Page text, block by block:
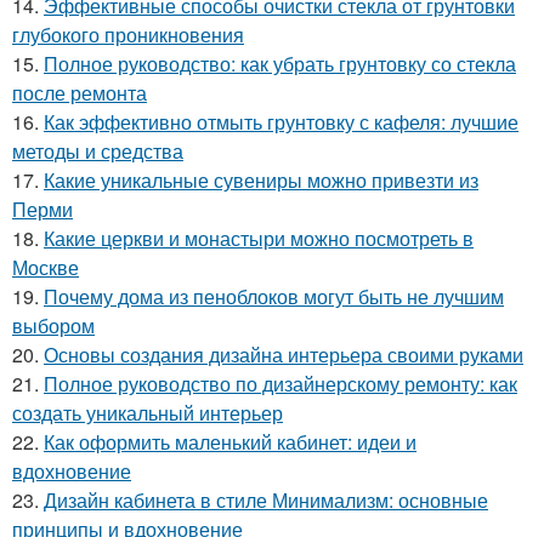
глубокого проникновения
15. Полное руководство: как убрать грунтовку со стекла
после ремонта
16. Как эффективно отмыть грунтовку с кафеля: лучшие
методы и средства
17. Какие уникальные сувениры можно привезти из
Перми
18. Какие церкви и монастыри можно посмотреть в
Москве
19. Почему дома из пеноблоков могут быть не лучшим
выбором
20. Основы создания дизайна интерьера своими руками
21. Полное руководство по дизайнерскому ремонту: как
создать уникальный интерьер
22. Как оформить маленький кабинет: идеи и
вдохновение
23. Дизайн кабинета в стиле Минимализм: основные
принципы и вдохновение